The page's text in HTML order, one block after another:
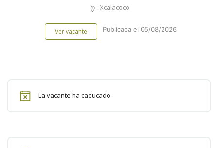
Xcalacoco
Ver vacante Publicada el 05/08/2026
La vacante ha caducado